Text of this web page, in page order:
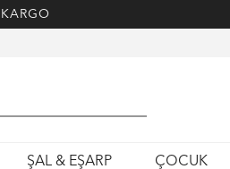
ŞAL & EŞARP ÇOCUK